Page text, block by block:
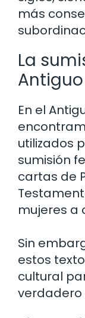
más
La
En el
utilizados
sumisión
cartas de
mujeres a
Sin
estos
cultural
verdadero